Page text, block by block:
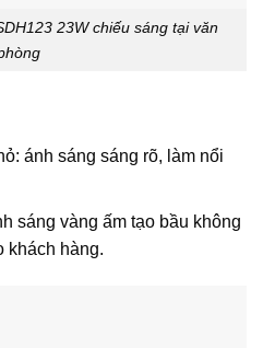
23W chiếu sáng tại văn
ánh sáng sáng rõ, làm nổi
sáng vàng ấm tạo bầu không
khách hàng.